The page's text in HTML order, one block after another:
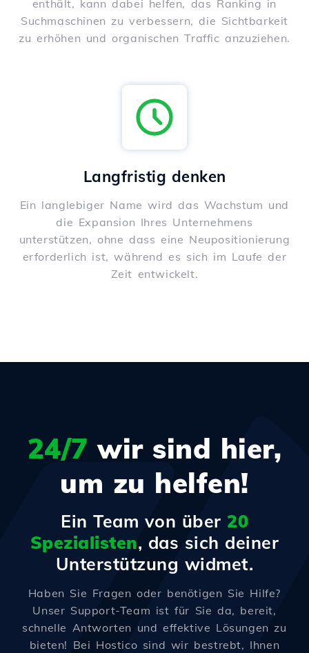
enthält, kann dabei helfen, das Ranking in
Suchmaschinen zu verbessern, die Sichtbarkeit
zu erhöhen und organischen Traffic anzuziehen.
Langfristig denken
Ein langlebiger Name wird das Wachstum und
die Expansion Ihres Unternehmens
unterstützen, ohne dass eine Neupositionierung
erforderlich ist, während es sich im Laufe der
Zeit entwickelt.
24/7 wir sind hier,
um zu helfen!
Ein Team von über 20
Spezialisten, das sich deiner
Unterstützung widmet.
Haben Sie Fragen oder benötigen Sie Hilfe?
Unser Support-Team ist für Sie da, bereit,
schnelle Antworten und effektive Lösungen zu
bieten! Bei Hostico sind wir bestrebt, Ihnen